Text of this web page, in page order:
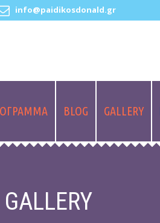
info@paidikosdonald.gr
BLOG GALLERY
GALLERY